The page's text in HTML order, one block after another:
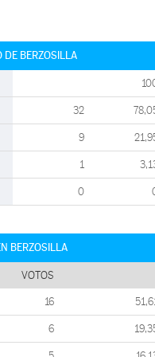
DE BERZOSILLA
32
9
1
0
BERZOSILLA
VOTOS
16
6